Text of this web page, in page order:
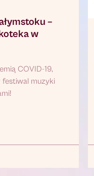
–
w
COVID-19,
festiwal muzyki